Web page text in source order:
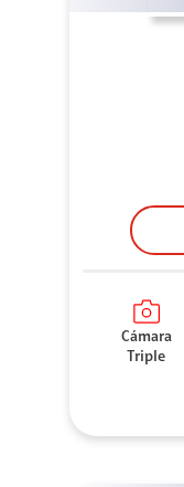
Cámara
Triple